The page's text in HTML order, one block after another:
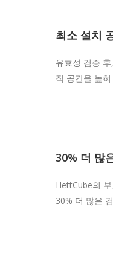
최소 설치
유효성 검증
직 공간을 높
30% 더 많
HettCube의
30% 더 많은